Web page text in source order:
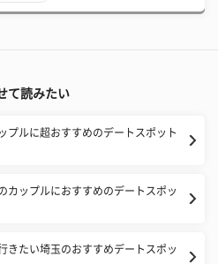
て読みたい
プルに超おすすめのデートスポット
カップルにおすすめのデートスポッ
きたい埼玉のおすすめデートスポッ